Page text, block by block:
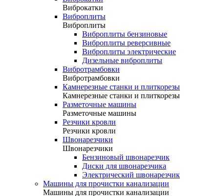
Виброкатки
Виброплиты
Виброплиты
Виброплиты бензиновые
Виброплиты реверсивные
Виброплиты электрические
Дизельные виброплиты
Вибротрамбовки
Вибротрамбовки
Камнерезные станки и плиткорезы
Камнерезные станки и плиткорезы
Разметочные машины
Разметочные машины
Резчики кровли
Резчики кровли
Швонарезчики
Швонарезчики
Бензиновый швонарезчик
Диски для швонарезчика
Электрический швонарезчик
Машины для прочистки канализации
Машины для прочистки канализации